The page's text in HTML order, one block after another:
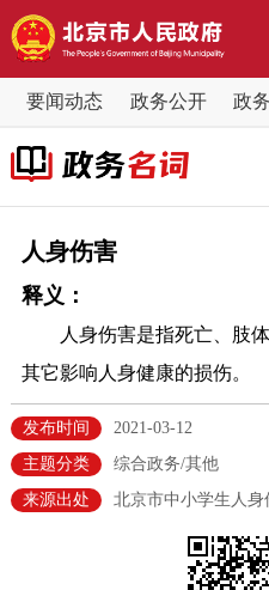
要闻动态 政务公开 政
要闻动态
党中央精神
各区热点
政务公开
市领导
政策兑现 政
专
人身伤害
释义：
人身伤害是指死亡、肢体
其它影响人身健康的损伤。
发布时间
2021-03-12
主题分类
综合政务/其他
来源出处
北京市中小学生人身